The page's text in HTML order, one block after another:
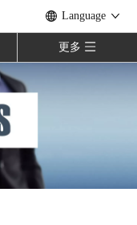
Language
更多